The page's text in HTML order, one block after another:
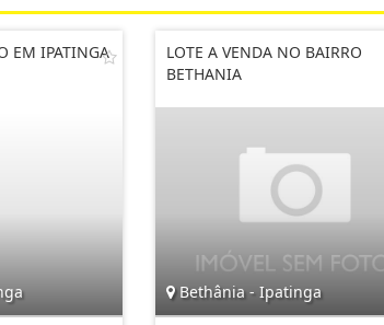
EM IPATINGA
LOTE A VENDA NO BAIRRO
BETHANIA
Bethânia - Ipatinga